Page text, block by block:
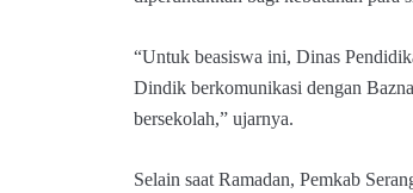
“Untuk beasiswa ini, Dinas
Dindik berkomunikasi dengan
bersekolah,” ujarnya.
Selain saat Ramadan, Pemkab